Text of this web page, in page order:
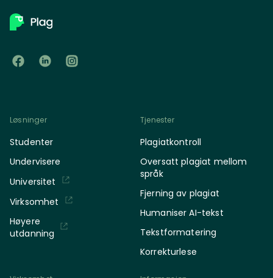
Løsninger
Studenter
Undervisere
Universitet
Virksomhet
Høyere
utdanning
Tjenester
Plagiatkontroll
Oversatt plagiat mellom
språk
Fjerning av plagiat
Humaniser AI-tekst
Tekstformatering
Korrekturlese